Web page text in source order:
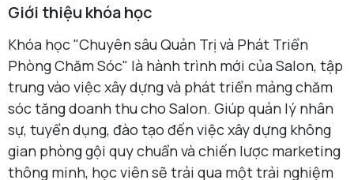
Giới thiệu khóa học
Khóa học "Chuyên sâu Quản Trị và Phát Triển
Phòng Chăm Sóc" là hành trình mới của Salon, tập
trung vào việc xây dựng và phát triển mảng chăm
sóc tăng doanh thu cho Salon. Giúp quản lý nhân
sự, tuyển dụng, đào tạo đến việc xây dựng không
gian phòng gội quy chuẩn và chiến lược marketing
thông minh, học viên sẽ trải qua một trải nghiệm